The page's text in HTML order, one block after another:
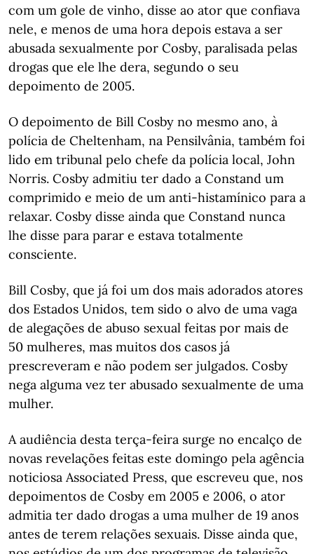
com um gole de vinho, disse ao ator que confiava
nele, e menos de uma hora depois estava a ser
abusada sexualmente por Cosby, paralisada pelas
drogas que ele lhe dera, segundo o seu
depoimento de 2005.
O depoimento de Bill Cosby no mesmo ano, à
polícia de Cheltenham, na Pensilvânia, também foi
lido em tribunal pelo chefe da polícia local, John
Norris. Cosby admitiu ter dado a Constand um
comprimido e meio de um anti-histamínico para a
relaxar. Cosby disse ainda que Constand nunca
lhe disse para parar e estava totalmente
consciente.
Bill Cosby, que já foi um dos mais adorados atores
dos Estados Unidos, tem sido o alvo de uma vaga
de alegações de abuso sexual feitas por mais de
50 mulheres, mas muitos dos casos já
prescreveram e não podem ser julgados. Cosby
nega alguma vez ter abusado sexualmente de uma
mulher.
A audiência desta terça-feira surge no encalço de
novas revelações feitas este domingo pela agência
noticiosa Associated Press, que escreveu que, nos
depoimentos de Cosby em 2005 e 2006, o ator
admitia ter dado drogas a uma mulher de 19 anos
antes de terem relações sexuais. Disse ainda que,